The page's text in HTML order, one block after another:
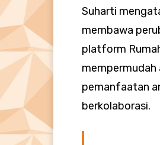
Suharti
membawa
platform
pemanfaatan
berkolaborasi.